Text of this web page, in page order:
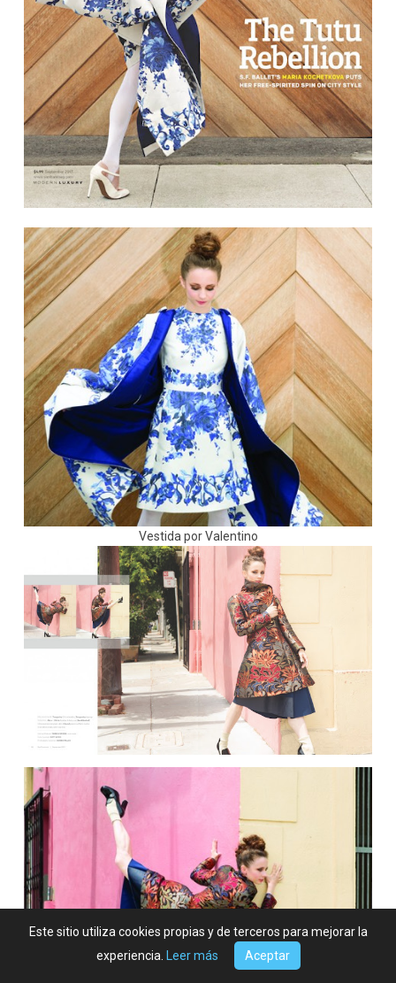
Vestida por Valentino
Este sitio utiliza cookies propias y de terceros para mejorar la
experiencia.
Leer más Aceptar